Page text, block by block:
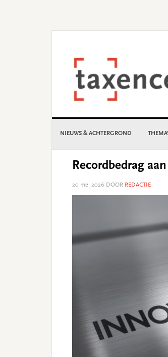
NIEUWS & ACHTERGROND
Recordbedrag
20 mei 2026 DOOR REDACTIE